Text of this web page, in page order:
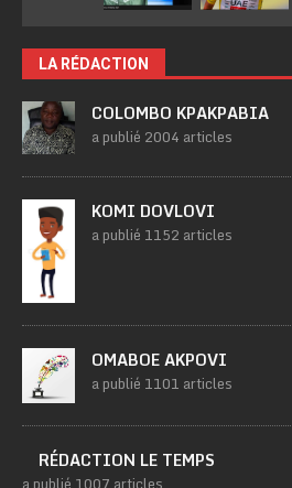
LA RÉDACTION
COLOMBO KPAKPABIA
a publié 2004 articles
KOMI DOVLOVI
a publié 1152 articles
OMABOE AKPOVI
a publié 1101 articles
RÉDACTION LE TEMPS